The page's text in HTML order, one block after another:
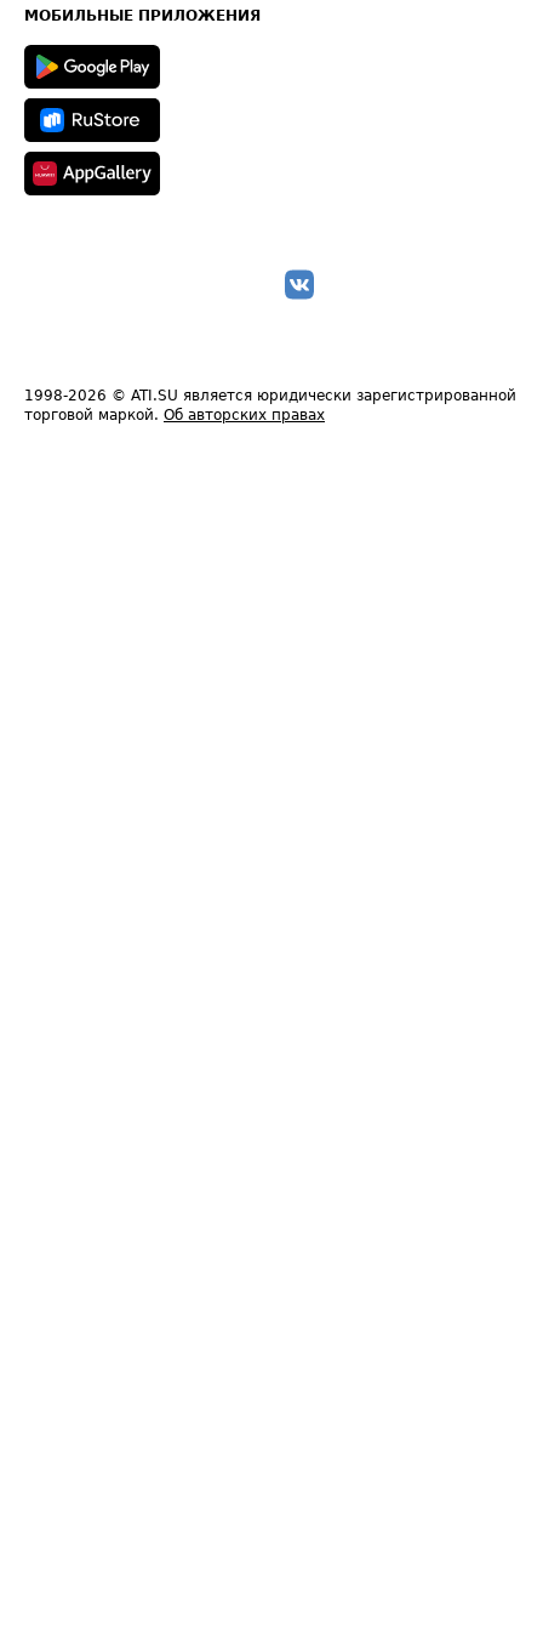
Техническая информация
МОБИЛЬНЫЕ ПРИЛОЖЕНИЯ
1998-2026 © ATI.SU является юридически зарегистрированной
торговой маркой. Об авторских правах